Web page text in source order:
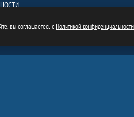
вы соглашаетесь сПолитикой конфиденциальности